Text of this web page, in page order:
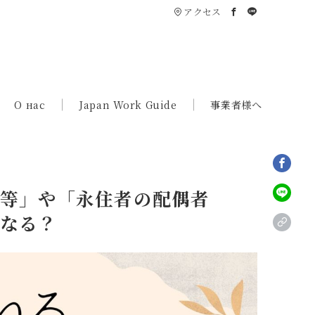
アクセス
О нас Japan Work Guide 事業者様へ
」や「永住者の配偶者
る？